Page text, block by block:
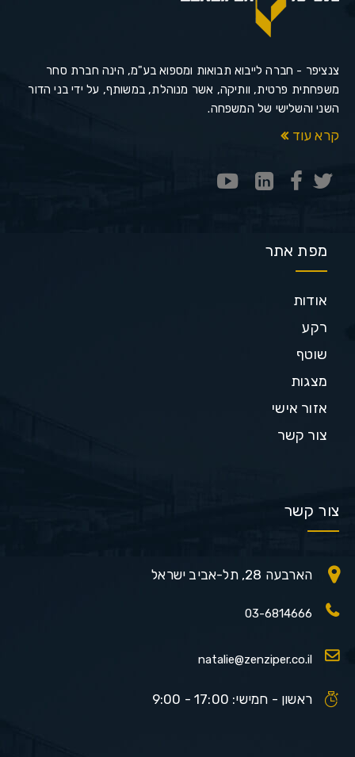
צנציפר - חברה לייבוא תבואות ומספוא בע"מ, הינה חברת סחר
משפחתית פרטית, וותיקה, אשר מנוהלת, במשותף, על ידי בני הדור
השני והשלישי של המשפחה.
קרא עוד
מפת אתר
אודות
רקע
שוטף
מצגות
אזור אישי
צור קשר
צור קשר
הארבעה 28, תל-אביב ישראל
03-6814666
natalie@zenziper.co.il
ראשון - חמישי: 17:00 - 9:00